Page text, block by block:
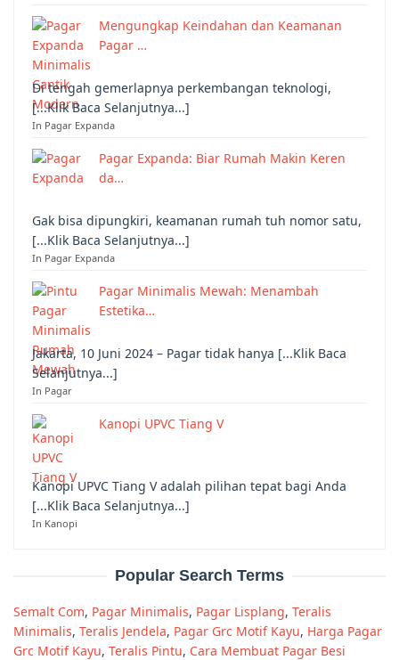
Mengungkap Keindahan dan Keamanan
Pagar …
Di tengah gemerlapnya perkembangan teknologi,
[...Klik Baca Selanjutnya...]
In Pagar Expanda
Pagar Expanda: Biar Rumah Makin Keren
da…
Gak bisa dipungkiri, keamanan rumah tuh nomor satu,
[...Klik Baca Selanjutnya...]
In Pagar Expanda
Pagar Minimalis Mewah: Menambah
Estetika…
Jakarta, 10 Juni 2024 – Pagar tidak hanya [...Klik Baca
Selanjutnya...]
In Pagar
Kanopi UPVC Tiang V
Kanopi UPVC Tiang V adalah pilihan tepat bagi Anda
[...Klik Baca Selanjutnya...]
In Kanopi
Popular Search Terms
Semalt Com, Pagar Minimalis, Pagar Lisplang, Teralis
Minimalis, Teralis Jendela, Pagar Grc Motif Kayu, Harga Pagar
Grc Motif Kayu, Teralis Pintu, Cara Membuat Pagar Besi